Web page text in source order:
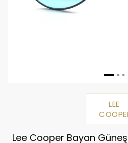
LEE
Lee Cooper Bayan